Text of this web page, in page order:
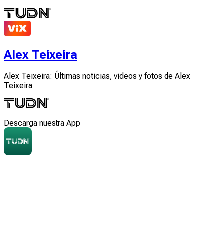
Alex Teixeira
Alex Teixeira: Últimas noticias, videos y fotos de Alex
Teixeira
Descarga nuestra App